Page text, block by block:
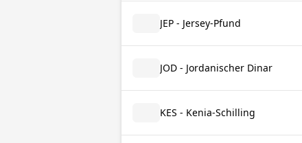
JEP - Jersey-Pfund
JOD - Jordanischer Dinar
KES - Kenia-Schilling